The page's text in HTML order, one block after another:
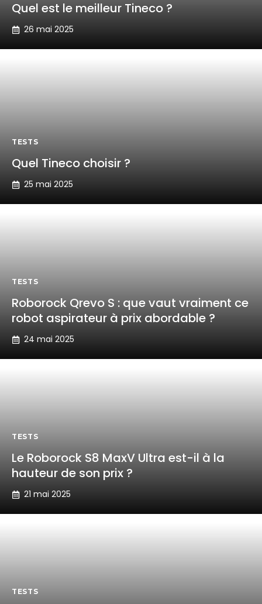
Quel est le meilleur Tineco ?
26 mai 2025
TESTS
Quel Tineco choisir ?
25 mai 2025
TESTS
Roborock Qrevo S : que vaut vraiment ce
robot aspirateur à prix abordable ?
24 mai 2025
TESTS
Le Roborock S8 MaxV Ultra est-il à la
hauteur de son prix ?
21 mai 2025
TESTS